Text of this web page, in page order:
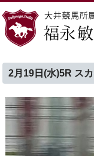
2月19日(水)5R ス